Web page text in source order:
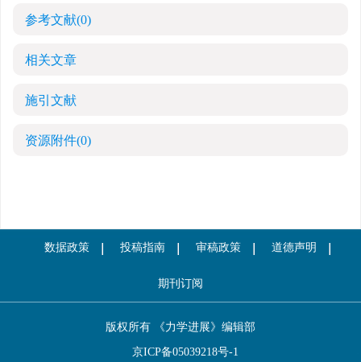
参考文献(0)
相关文章
施引文献
资源附件(0)
数据政策 投稿指南 审稿政策 道德声明
期刊订阅
版权所有 《力学进展》编辑部
京ICP备05039218号-1